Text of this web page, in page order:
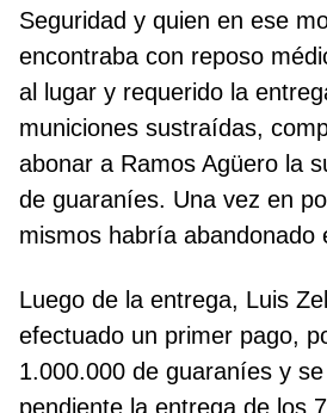
Seguridad y quien en ese
encontraba con reposo
al lugar y requerido la
municiones sustraídas,
abonar a Ramos Agüero la
de guaraníes. Una vez en
mismos habría abandonado
Luego de la entrega, Luis
efectuado un primer pago,
1.000.000 de guaraníes y
pendiente la entrega de los